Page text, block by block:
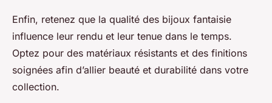
Enfin, retenez que la qualité des bijoux fantaisie
influence leur rendu et leur tenue dans le temps.
Optez pour des matériaux résistants et des finitions
soignées afin d’allier beauté et durabilité dans votre
collection.